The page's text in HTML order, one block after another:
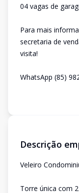
04 vagas de
Para mais
secretaria de
visita!
WhatsApp (85)
Descrição
Veleiro
Torre única com